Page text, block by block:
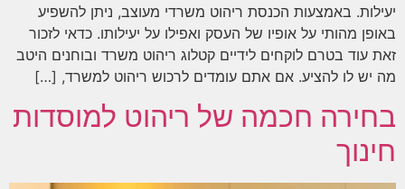
יעילות. באמצעות הכנסת ריהוט משרדי מעוצב, ניתן להשפיע
באופן מהותי על אופיו של העסק ואפילו על יעילותו. כדאי לזכור
זאת עוד בטרם לוקחים לידיים קטלוג ריהוט משרד ובוחנים היטב
מה יש לו להציע. אם אתם עומדים לרכוש ריהוט למשרד, […]
בחירה חכמה של ריהוט למוסדות
חינוך